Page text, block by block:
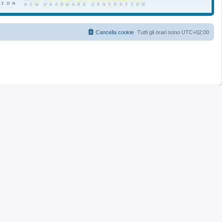
Tutti gli orari sono UTC+02:00
Cancella cookie